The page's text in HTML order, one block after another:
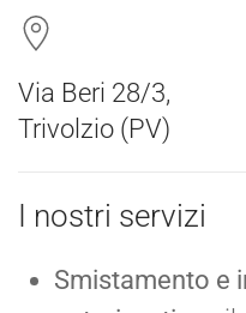
Via Beri 28/3,
Trivolzio (PV)
I nostri servizi
Smistamento e